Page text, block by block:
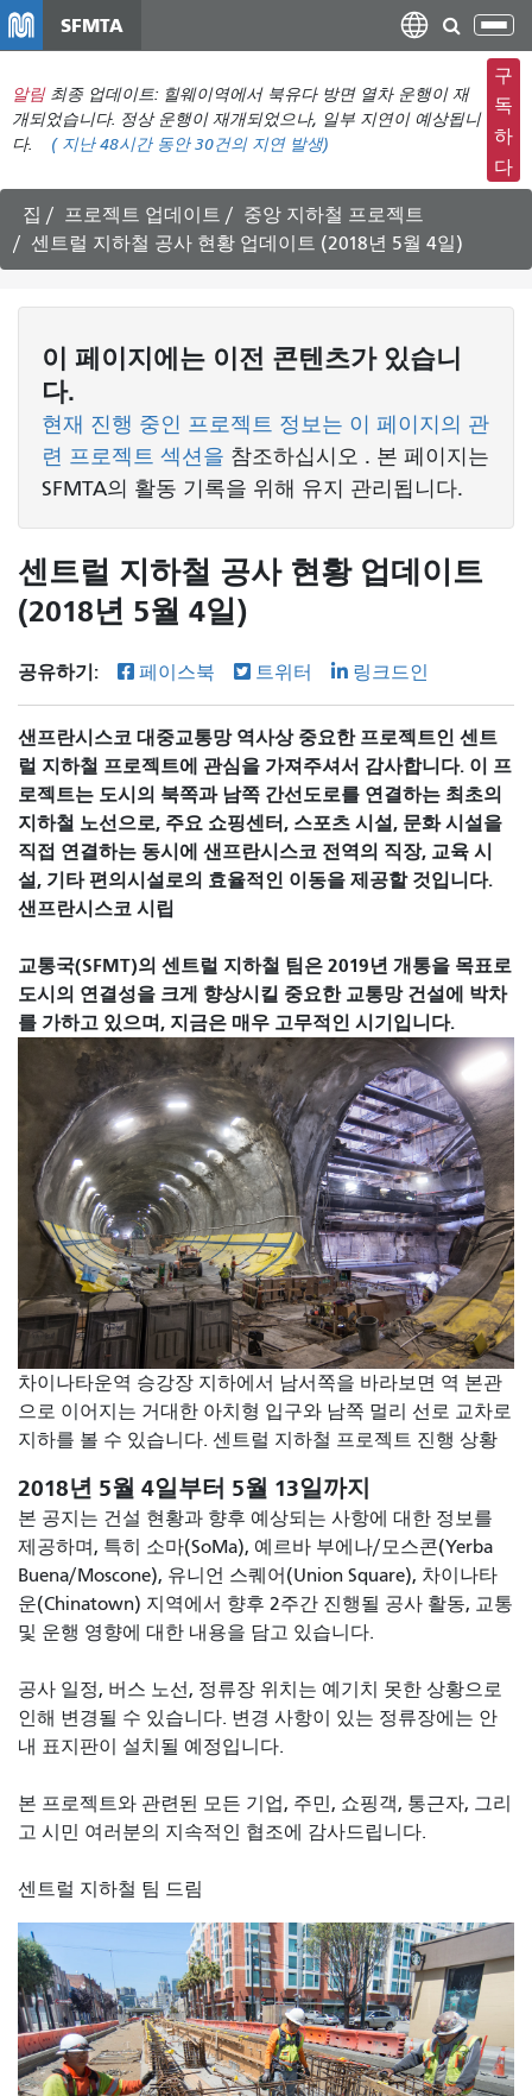
텐
츠
로
건
너
뛰
기
SFMTA
탐
색
메
뉴
전
환
알림 최종 업데이트: 힐웨이역에서 북유다 방면 열차 운행이 재
개되었습니다. 정상 운행이 재개되었으나, 일부 지연이 예상됩니
다.
( 지난 48시간 동안30건의 지연 발생)
구
독
하
다
집 프로젝트 업데이트
중앙 지하철 프로젝트
센트럴 지하철 공사 현황 업데이트 (2018년 5월 4일)
이 페이지에는 이전 콘텐츠가 있습니
다.
현재 진행 중인 프로젝트 정보는 이 페이지의 관
련 프로젝트 섹션을 참조하십시오 . 본 페이지는
SFMTA의 활동 기록을 위해 유지 관리됩니다.
센트럴 지하철 공사 현황 업데이트
(2018년 5월 4일)
공유하기: 페이스북 트위터 링크드인
샌프란시스코 대중교통망 역사상 중요한 프로젝트인 센트
럴 지하철 프로젝트에 관심을 가져주셔서 감사합니다. 이 프
로젝트는 도시의 북쪽과 남쪽 간선도로를 연결하는 최초의
지하철 노선으로, 주요 쇼핑센터, 스포츠 시설, 문화 시설을
직접 연결하는 동시에 샌프란시스코 전역의 직장, 교육 시
설, 기타 편의시설로의 효율적인 이동을 제공할 것입니다.
샌프란시스코 시립
교통국(SFMT)의 센트럴 지하철 팀은 2019년 개통을 목표로
도시의 연결성을 크게 향상시킬 중요한 교통망 건설에 박차
를 가하고 있으며, 지금은 매우 고무적인 시기입니다.
차이나타운역 승강장 지하에서 남서쪽을 바라보면 역 본관
으로 이어지는 거대한 아치형 입구와 남쪽 멀리 선로 교차로
지하를 볼 수 있습니다. 센트럴 지하철 프로젝트 진행 상황
2018년 5월 4일부터 5월 13일까지
본 공지는 건설 현황과 향후 예상되는 사항에 대한 정보를
제공하며, 특히 소마(SoMa), 예르바 부에나/모스콘(Yerba
Buena/Moscone), 유니언 스퀘어(Union Square), 차이나타
운(Chinatown) 지역에서 향후 2주간 진행될 공사 활동, 교통
및 운행 영향에 대한 내용을 담고 있습니다.
공사 일정, 버스 노선, 정류장 위치는 예기치 못한 상황으로
인해 변경될 수 있습니다. 변경 사항이 있는 정류장에는 안
내 표지판이 설치될 예정입니다.
본 프로젝트와 관련된 모든 기업, 주민, 쇼핑객, 통근자, 그리
고 시민 여러분의 지속적인 협조에 감사드립니다.
센트럴 지하철 팀 드림